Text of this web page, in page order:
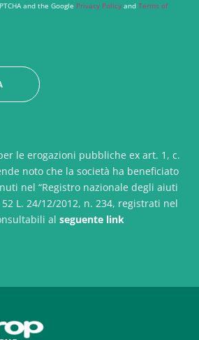
and the Google Privacy Policy and Terms of
le erogazioni pubbliche ex art. 1, c.
noto che la società ha beneficiato
nel “Registro nazionale degli aiuti
L. 24/12/2012, n. 234, registrati nel
al seguente link